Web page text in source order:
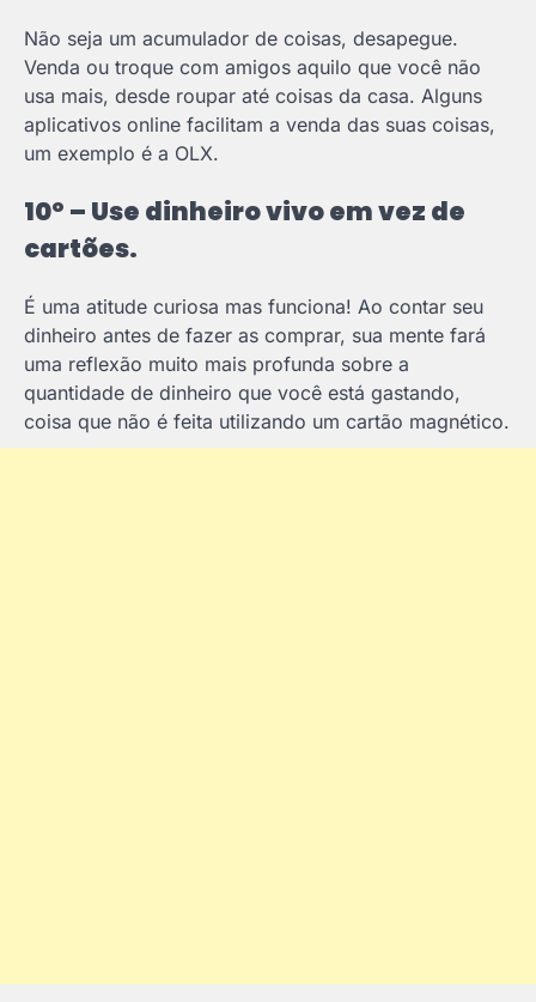
Não seja um acumulador de coisas, desapegue.
Venda ou troque com amigos aquilo que você não
usa mais, desde roupar até coisas da casa. Alguns
aplicativos online facilitam a venda das suas coisas,
um exemplo é a OLX.
10º – Use dinheiro vivo em vez de
cartões.
É uma atitude curiosa mas funciona! Ao contar seu
dinheiro antes de fazer as comprar, sua mente fará
uma reflexão muito mais profunda sobre a
quantidade de dinheiro que você está gastando,
coisa que não é feita utilizando um cartão magnético.